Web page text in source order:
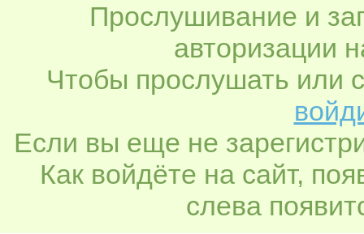
Прослушивание и
авторизации
Чтобы прослушать или
Если вы еще не
Как войдёте на сайт,
слева